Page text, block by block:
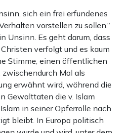
sich ein frei erfundenes
vorstellen zu sollen.“
Unsinn. Es geht darum, dass
verfolgt und es kaum
Stimme, einen öffentlichen
Mal als
erwähnt wird, während die
Gewalttaten die v. Islam
in seiner Opferrolle nach
bleibt. In Europa politisch